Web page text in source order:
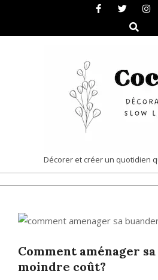
content
Search
COCON
|
&
SLOW
LIVING
Décorer et créer un quotidien
Menu
Comment aménager
moindre coût?